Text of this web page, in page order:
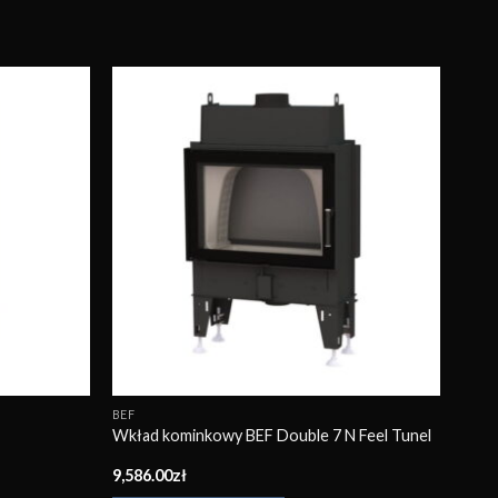
BEF
Wkład kominkowy BEF Double 7 N Feel Tunel
9,586.00zł